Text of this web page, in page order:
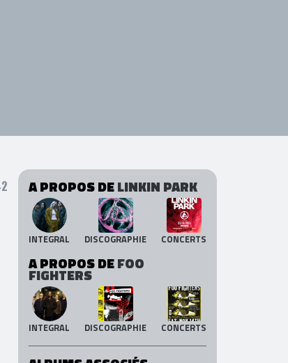
A PROPOS DELINKIN PARK
INTEGRAL DISCOGRAPHIE
A PROPOS DEFOO
FIGHTERS